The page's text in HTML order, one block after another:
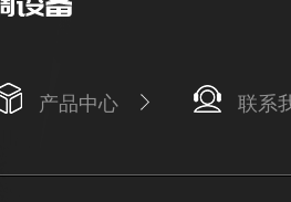
产品中心 联系